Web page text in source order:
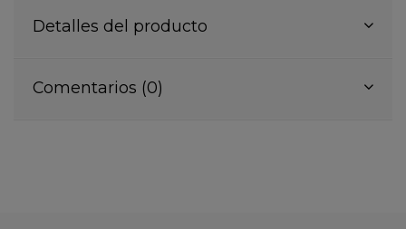
Detalles del producto
Comentarios (0)